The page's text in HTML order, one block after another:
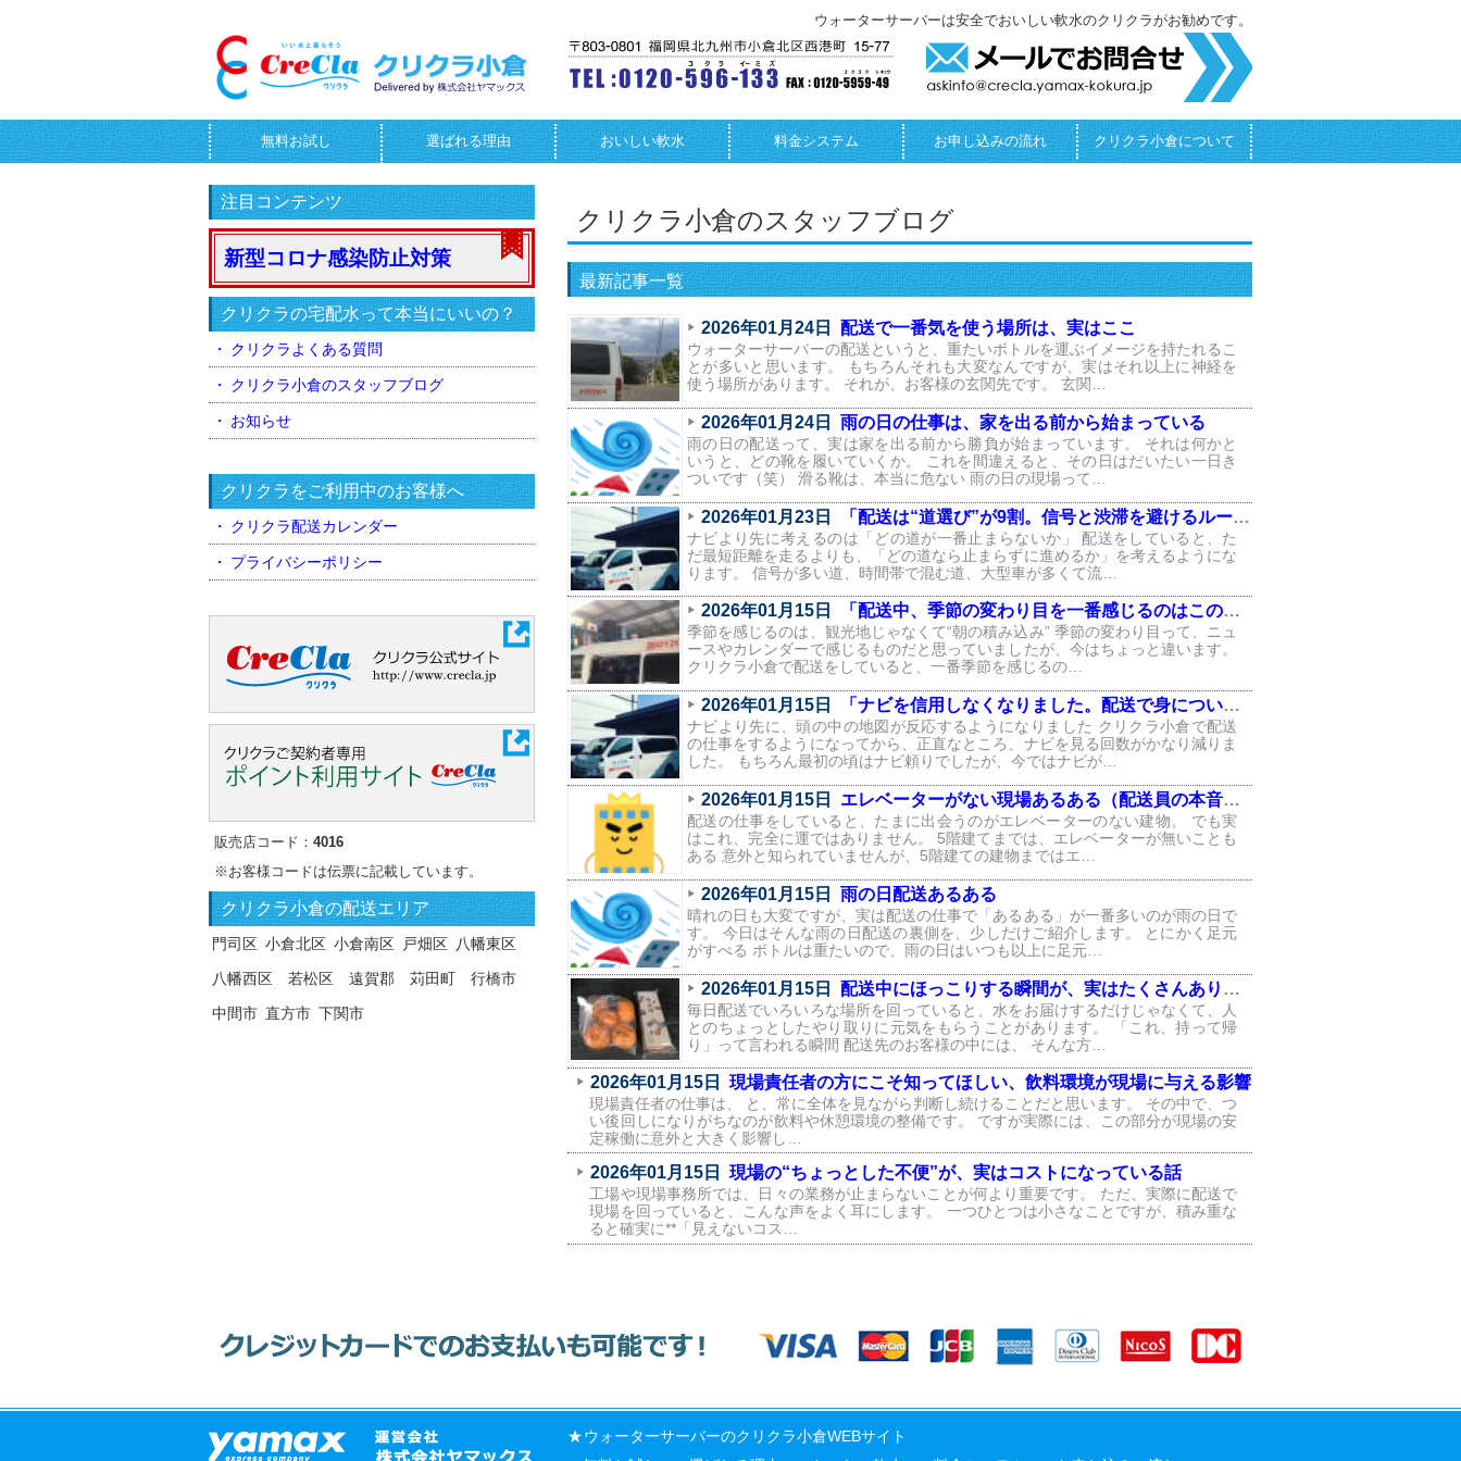
ウォーターサーバーは安全でおいしい軟水のクリクラがお勧めです。
無料お試し 選ばれる理由 おいしい軟水 料金システム お申し込みの流れ クリクラ小倉について
クリクラ小倉のスタッフブログ
最新記事一覧
2026年01月24日 配送で一番気を使う場所は、実はここ
ウォーターサーバーの配送というと、重たいボトルを運ぶイメージを持たれるこ
とが多いと思います。 もちろんそれも大変なんですが、実はそれ以上に神経を
使う場所があります。 それが、お客様の玄関先です。 玄関…
2026年01月24日 雨の日の仕事は、家を出る前から始まっている
雨の日の配送って、実は家を出る前から勝負が始まっています。 それは何かと
いうと、どの靴を履いていくか。 これを間違えると、その日はだいたい一日き
ついです（笑） 滑る靴は、本当に危ない 雨の日の現場って…
2026年01月23日 「配送は“道選び”が9割。信号と渋滞を避けるルートの話」
ナビより先に考えるのは「どの道が一番止まらないか」 配送をしていると、た
だ最短距離を走るよりも、「どの道なら止まらずに進めるか」を考えるようにな
ります。 信号が多い道、時間帯で混む道、大型車が多くて流…
2026年01月15日 「配送中、季節の変わり目を一番感じるのはこの瞬間」
季節を感じるのは、観光地じゃなくて“朝の積み込み” 季節の変わり目って、ニュ
ースやカレンダーで感じるものだと思っていましたが、今はちょっと違います。
クリクラ小倉で配送をしていると、一番季節を感じるの…
2026年01月15日 「ナビを信用しなくなりました。配送で身についた“地元の勘”」
ナビより先に、頭の中の地図が反応するようになりました クリクラ小倉で配送
の仕事をするようになってから、正直なところ、ナビを見る回数がかなり減りま
した。 もちろん最初の頃はナビ頼りでしたが、今ではナビが…
2026年01月15日 エレベーターがない現場あるある（配送員の本音つき）
配送の仕事をしていると、たまに出会うのがエレベーターのない建物。 でも実
はこれ、完全に運ではありません。 5階建てまでは、エレベーターが無いことも
ある 意外と知られていませんが、5階建ての建物まではエ…
2026年01月15日 雨の日配送あるある
晴れの日も大変ですが、実は配送の仕事で「あるある」が一番多いのが雨の日で
す。 今日はそんな雨の日配送の裏側を、少しだけご紹介します。 とにかく足元
がすべる ボトルは重たいので、雨の日はいつも以上に足元…
2026年01月15日 配送中にほっこりする瞬間が、実はたくさんあります
毎日配送でいろいろな場所を回っていると、水をお届けするだけじゃなくて、人
とのちょっとしたやり取りに元気をもらうことがあります。 「これ、持って帰
り」って言われる瞬間 配送先のお客様の中には、 そんな方…
2026年01月15日 現場責任者の方にこそ知ってほしい、飲料環境が現場に与える影響
現場責任者の仕事は、 と、常に全体を見ながら判断し続けることだと思います。 その中で、つ
い後回しになりがちなのが飲料や休憩環境の整備です。 ですが実際には、この部分が現場の安
定稼働に意外と大きく影響し…
2026年01月15日 現場の“ちょっとした不便”が、実はコストになっている話
工場や現場事務所では、日々の業務が止まらないことが何より重要です。 ただ、実際に配送で
現場を回っていると、こんな声をよく耳にします。 一つひとつは小さなことですが、積み重な
ると確実に**「見えないコス…
注目コンテンツ
新型コロナ感染防止対策
クリクラの宅配水って本当にいいの？
クリクラよくある質問
クリクラ小倉のスタッフブログ
お知らせ
クリクラをご利用中のお客様へ
クリクラ配送カレンダー
プライバシーポリシー
販売店コード： 4016
※お客様コードは伝票に記載しています。
クリクラ小倉の配送エリア
門司区 小倉北区 小倉南区 戸畑区 八幡東区
八幡西区
若松区 遠賀郡 苅田町
行橋市
中間市 直方市 下関市
ウォーターサーバーのクリクラ小倉WEBサイト